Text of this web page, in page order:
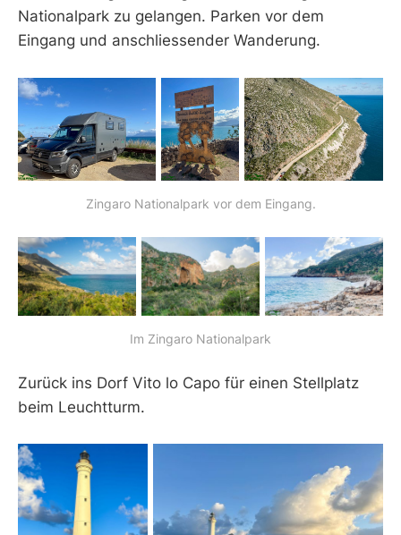
Nationalpark zu gelangen. Parken vor dem
Eingang und anschliessender Wanderung.
Zingaro Nationalpark vor dem Eingang.
Im Zingaro Nationalpark
Zurück ins Dorf Vito lo Capo für einen Stellplatz
beim Leuchtturm.